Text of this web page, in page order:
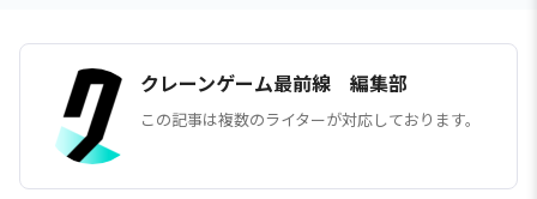
クレーンゲーム最前線 編集部
この記事は複数のライターが対応しております。